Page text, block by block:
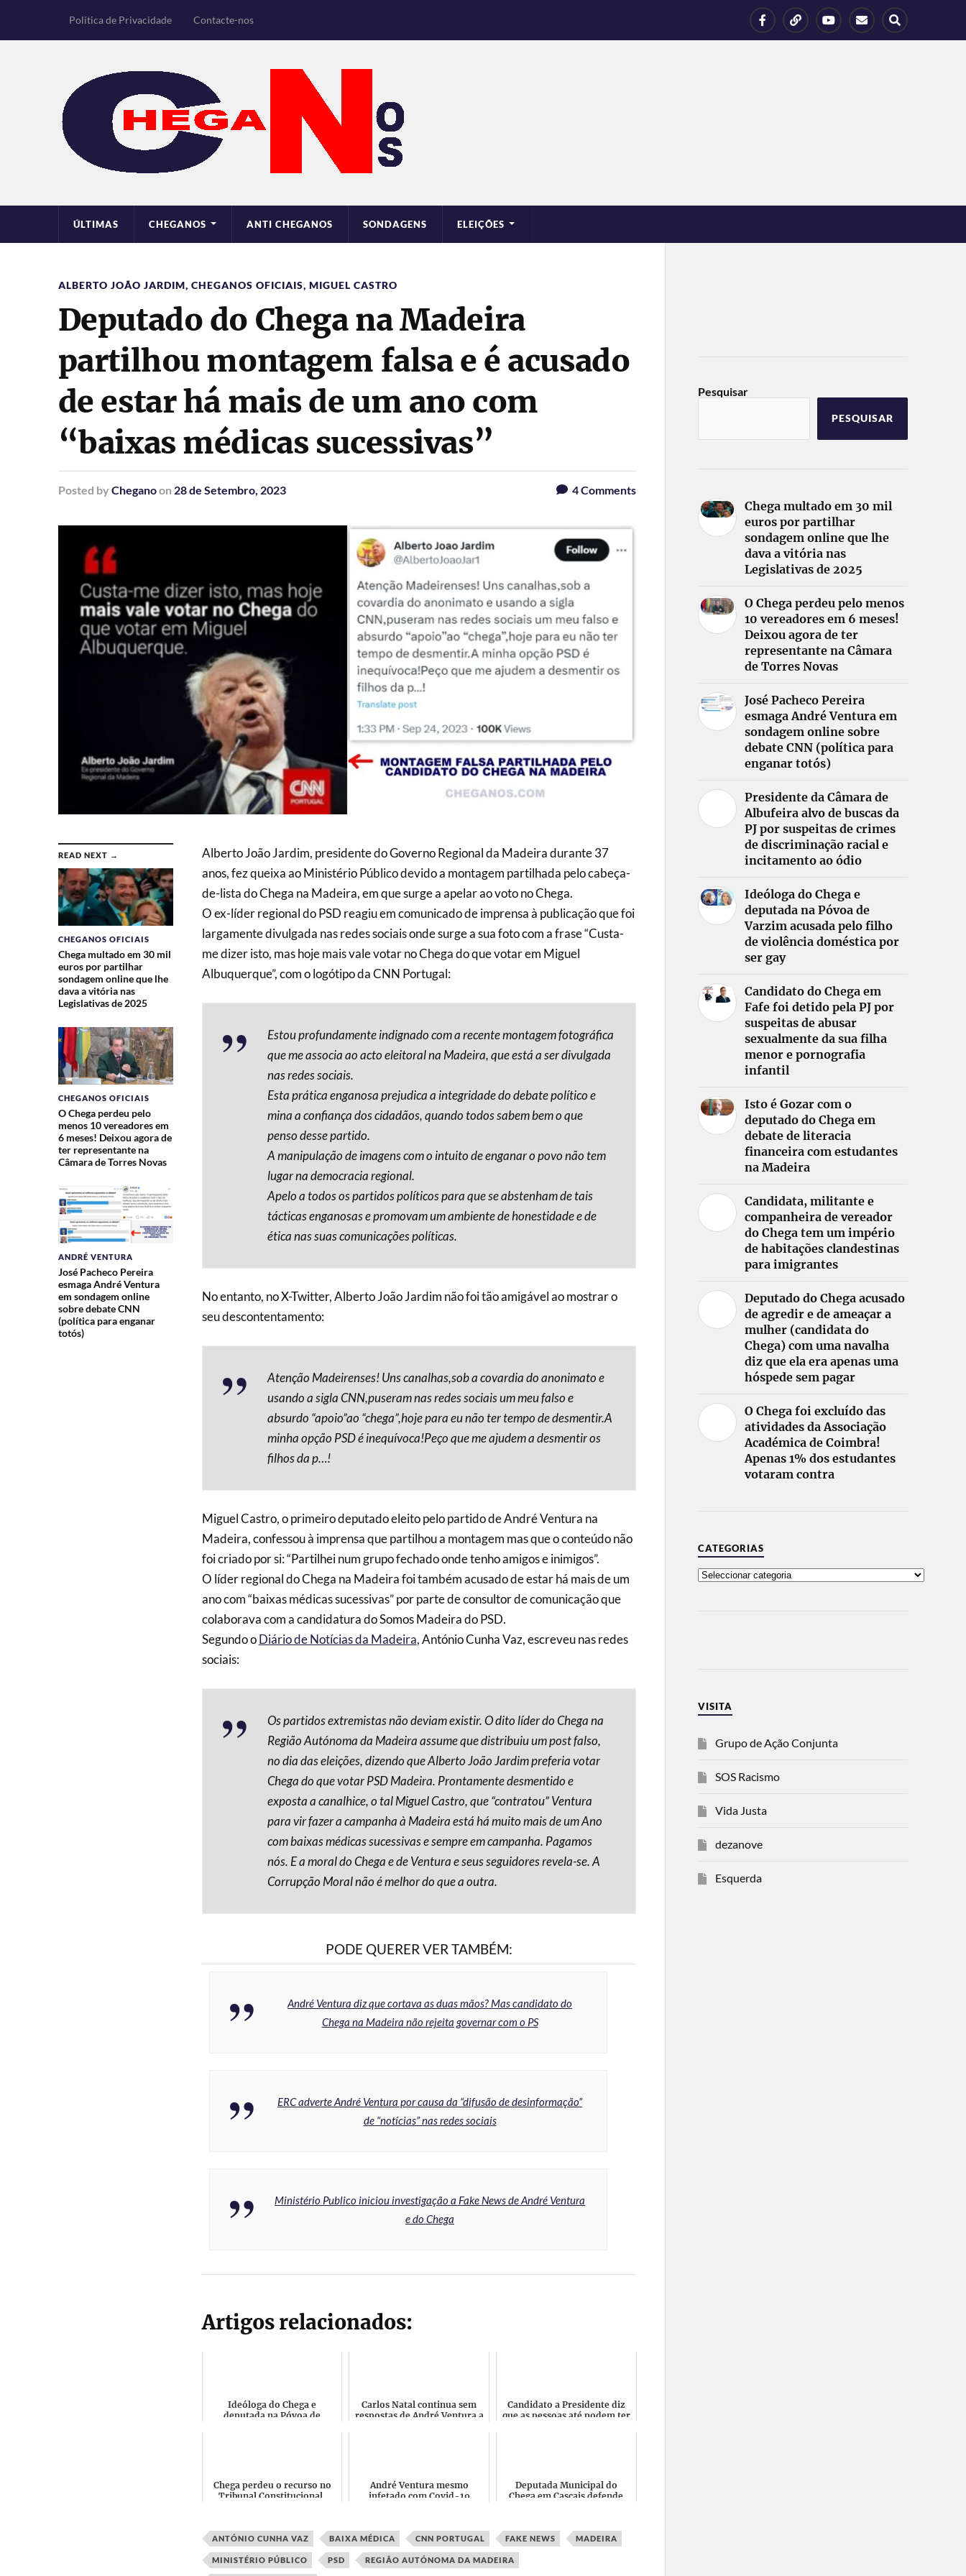
Política de Privacidade Contacte-nos
ÚLTIMAS CHEGANOS ANTI CHEGANOS SONDAGENS ELEIÇÕES
ALBERTO JOÃO JARDIM, CHEGANOS OFICIAIS, MIGUEL CASTRO
Deputado do Chega na Madeira
partilhou montagem falsa e é acusado
de estar há mais de um ano com
“baixas médicas sucessivas”
Posted by Cheganoon 28 de Setembro, 2023 4Comments
READ NEXT →
CHEGANOS OFICIAIS
Chega multado em 30 mil
euros por partilhar
sondagem online que lhe
dava a vitória nas
Legislativas de 2025
CHEGANOS OFICIAIS
O Chega perdeu pelo
menos 10 vereadores em
6 meses! Deixou agora de
ter representante na
Câmara de Torres Novas
ANDRÉ VENTURA
José Pacheco Pereira
esmaga André Ventura
em sondagem online
sobre debate CNN
(política para enganar
totós)
Alberto João Jardim, presidente do Governo Regional da Madeira durante 37
anos, fez queixa ao Ministério Público devido a montagem partilhada pelo cabeça-
de-lista do Chega na Madeira, em que surge a apelar ao voto no Chega.
O ex-líder regional do PSD reagiu em comunicado de imprensa à publicação que foi
largamente divulgada nas redes sociais onde surge a sua foto com a frase “Custa-
me dizer isto, mas hoje mais vale votar no Chega do que votar em Miguel
Albuquerque”, com o logótipo da CNN Portugal:
Estou profundamente indignado com a recente montagem fotográfica
que me associa ao acto eleitoral na Madeira, que está a ser divulgada
nas redes sociais.
Esta prática enganosa prejudica a integridade do debate político e
mina a confiança dos cidadãos, quando todos sabem bem o que
penso desse partido.
A manipulação de imagens com o intuito de enganar o povo não tem
lugar na democracia regional.
Apelo a todos os partidos políticos para que se abstenham de tais
tácticas enganosas e promovam um ambiente de honestidade e de
ética nas suas comunicações políticas.
No entanto, no X-Twitter, Alberto João Jardim não foi tão amigável ao mostrar o
seu descontentamento:
Atenção Madeirenses! Uns canalhas,sob a covardia do anonimato e
usando a sigla CNN,puseram nas redes sociais um meu falso e
absurdo “apoio”ao “chega”,hoje para eu não ter tempo de desmentir.A
minha opção PSD é inequívoca!Peço que me ajudem a desmentir os
filhos da p…!
Miguel Castro, o primeiro deputado eleito pelo partido de André Ventura na
Madeira, confessou à imprensa que partilhou a montagem mas que o conteúdo não
foi criado por si: “Partilhei num grupo fechado onde tenho amigos e inimigos”.
O líder regional do Chega na Madeira foi também acusado de estar há mais de um
ano com “baixas médicas sucessivas” por parte de consultor de comunicação que
colaborava com a candidatura do Somos Madeira do PSD.
Segundo oDiário de Notícias da Madeira, António Cunha Vaz, escreveu nas redes
sociais:
Os partidos extremistas não deviam existir. O dito líder do Chega na
Região Autónoma da Madeira assume que distribuiu um post falso,
no dia das eleições, dizendo que Alberto João Jardim preferia votar
Chega do que votar PSD Madeira. Prontamente desmentido e
exposta a canalhice, o tal Miguel Castro, que “contratou” Ventura
para vir fazer a campanha à Madeira está há muito mais de um Ano
com baixas médicas sucessivas e sempre em campanha. Pagamos
nós. E a moral do Chega e de Ventura e seus seguidores revela-se. A
Corrupção Moral não é melhor do que a outra.
PODE QUERER VER TAMBÉM:
André Ventura diz que cortava as duas mãos? Mas candidato do
Chega na Madeira não rejeita governar com o PS
ERC adverte André Ventura por causa da “difusão de desinformação”
de “notícias” nas redes sociais
Ministério Publico iniciou investigação a Fake News de André Ventura
e do Chega
Artigos relacionados:
Ideóloga do Chega e
deputada na Póvoa de
Carlos Natal continua sem
respostas de André Ventura a
Candidato a Presidente diz
que as pessoas até podem ter
Chega perdeu o recurso no
Tribunal Constitucional,
André Ventura mesmo
infetado com Covid-19
Deputada Municipal do
Chega em Cascais defende
ANTÓNIO CUNHA VAZ BAIXA MÉDICA CNN PORTUGAL FAKE NEWS MADEIRA
MINISTÉRIO PÚBLICO PSD REGIÃO AUTÓNOMA DA MADEIRA
Pesquisar
PESQUISAR
Chega multado em 30 mil
euros por partilhar
sondagem online que lhe
dava a vitória nas
Legislativas de 2025
O Chega perdeu pelo menos
10 vereadores em 6 meses!
Deixou agora de ter
representante na Câmara
de Torres Novas
José Pacheco Pereira
esmaga André Ventura em
sondagem online sobre
debate CNN (política para
enganar totós)
Presidente da Câmara de
Albufeira alvo de buscas da
PJ por suspeitas de crimes
de discriminação racial e
incitamento ao ódio
Ideóloga do Chega e
deputada na Póvoa de
Varzim acusada pelo filho
de violência doméstica por
ser gay
Candidato do Chega em
Fafe foi detido pela PJ por
suspeitas de abusar
sexualmente da sua filha
menor e pornografia
infantil
Isto é Gozar com o
deputado do Chega em
debate de literacia
financeira com estudantes
na Madeira
Candidata, militante e
companheira de vereador
do Chega tem um império
de habitações clandestinas
para imigrantes
Deputado do Chega acusado
de agredir e de ameaçar a
mulher (candidata do
Chega) com uma navalha
diz que ela era apenas uma
hóspede sem pagar
O Chega foi excluído das
atividades da Associação
Académica de Coimbra!
Apenas 1% dos estudantes
votaram contra
CATEGORIAS
VISITA
Grupo de Ação Conjunta
SOS Racismo
Vida Justa
dezanove
Esquerda